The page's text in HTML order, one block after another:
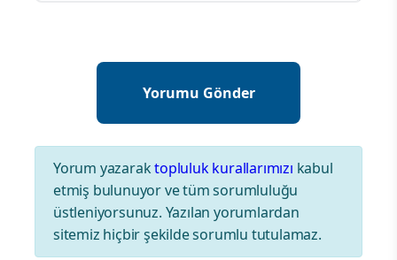
Yorum yazaraktopluluk kurallarımızı kabul
etmiş bulunuyor ve tüm sorumluluğu
üstleniyorsunuz. Yazılan yorumlardan
sitemiz hiçbir şekilde sorumlu tutulamaz.